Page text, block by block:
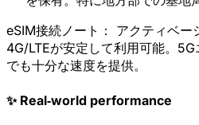
eSIM接続ノート：
アクティベー
4G/LTEが安定して利用可能。
でも十分な速度を提供。
✨ Real‑world performance
新規ユーザー
本日受け取り済み
779
キャンセル